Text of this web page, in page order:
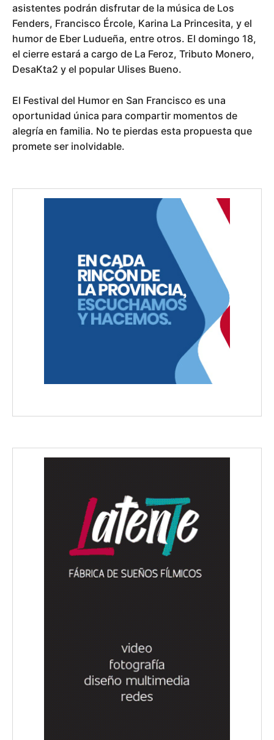
asistentes podrán disfrutar de la música de Los
Fenders, Francisco Ércole, Karina La Princesita, y el
humor de Eber Ludueña, entre otros. El domingo 18,
el cierre estará a cargo de La Feroz, Tributo Monero,
DesaKta2 y el popular Ulises Bueno.
El Festival del Humor en San Francisco es una
oportunidad única para compartir momentos de
alegría en familia. No te pierdas esta propuesta que
promete ser inolvidable.